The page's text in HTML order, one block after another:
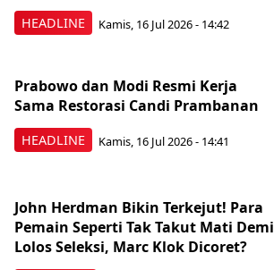
HEADLINE Kamis, 16 Jul 2026 - 14:42
HEADLINE
Prabowo dan Modi Resmi Kerja
Sama Restorasi Candi Prambanan
Kamis, 16 Jul 2026 - 14:41
John Herdman Bikin Terkejut! Para
Pemain Seperti Tak Takut Mati Demi
Lolos Seleksi, Marc Klok Dicoret?